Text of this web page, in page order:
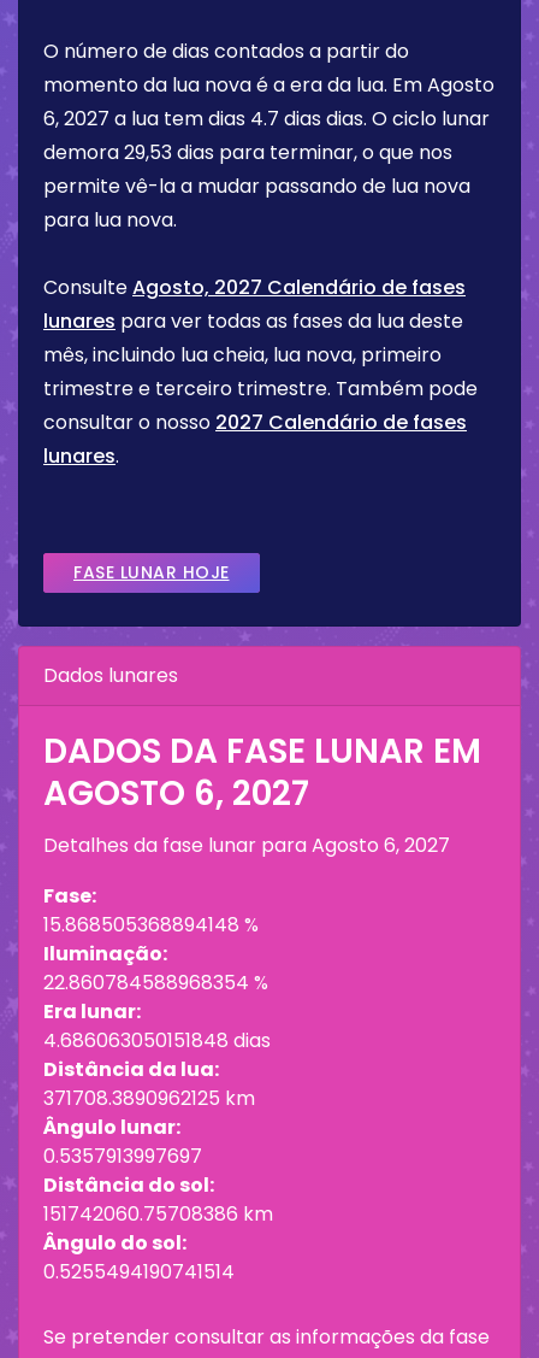
O número de dias contados a partir do
momento da lua nova é a era da lua. EmAgosto
6, 2027 a lua tem dias 4.7 dias dias. O ciclo lunar
demora 29,53 dias para terminar, o que nos
permite vê-la a mudar passando de lua nova
para lua nova.
ConsulteAgosto, 2027 Calendário de fases
lunares para ver todas as fases da lua deste
mês, incluindo lua cheia, lua nova, primeiro
trimestre e terceiro trimestre. Também pode
consultar o nosso 2027 Calendário de fases
lunares.
FASE LUNAR HOJE
Dados lunares
DADOS DA FASE LUNAR EM
AGOSTO 6, 2027
Detalhes da fase lunar paraAgosto 6, 2027
Fase:
15.868505368894148 %
Iluminação:
22.860784588968354 %
Era lunar:
4.686063050151848 dias
Distância da lua:
371708.3890962125 km
Ângulo lunar:
0.5357913997697
Distância do sol:
151742060.75708386 km
Ângulo do sol:
0.5255494190741514
Se pretender consultar as informações da fase